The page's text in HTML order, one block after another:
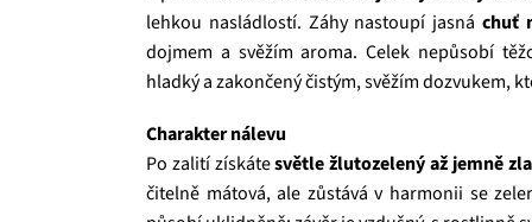
lehkou nasládlostí. Záhy nastoupí jasná chuť
dojmem a svěžím aroma. Celek nepůsobí
hladký a zakončený čistým, svěžím dozvukem,
Charakter nálevu
Po zalití získátesvětle žlutozelený až jemně
čitelně mátová, ale zůstává v harmonii se